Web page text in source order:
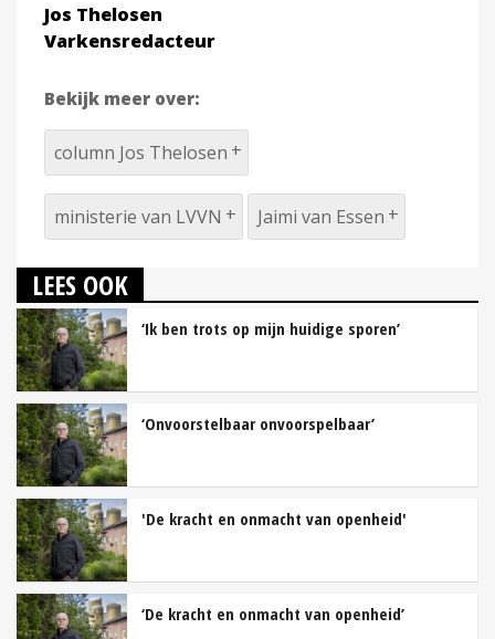
Jos Thelosen
Varkensredacteur
Bekijk meer over:
column Jos Thelosen
ministerie van LVVN Jaimi van Essen
LEES OOK
‘Ik ben trots op mijn huidige sporen’
‘Onvoorstelbaar onvoorspelbaar’
'De kracht en onmacht van openheid'
‘De kracht en onmacht van openheid’